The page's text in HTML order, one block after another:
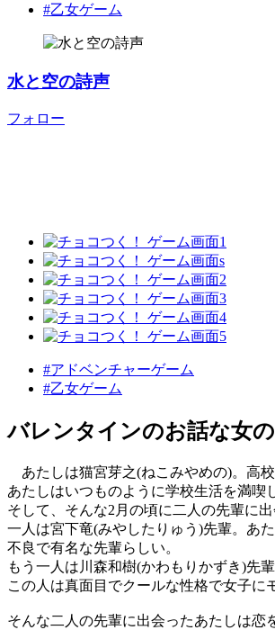
#乙女ゲーム
水と空の詩声
フォロー
#アドベンチャーゲーム
#乙女ゲーム
バレンタインのお話な女
あたしは猫宮芽之(ねこみやめの)。高校
あたしはいつものように学校生活を満喫
そして、そんな2月の頃に二人の先輩に出
一人は宮下竜(みやしたりゅう)先輩。あ
不良で有名な先輩らしい。
もう一人は川森和樹(かわもりかずき)先
この人は真面目でクールな性格で女子に
そんな二人の先輩に出会ったあたしは恋